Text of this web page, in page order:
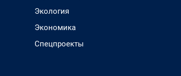
Экология
Экономика
Спецпроекты